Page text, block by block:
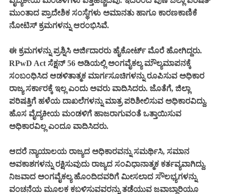
ಮುಂತಾದ ಪ್ರಾದೇಶಿಕ ಸಂಸ್ಥೆಗಳು ಅಮಾನತು ಹಾಗೂ ಕಾರಣಕಾಣಿಕೆ
ನೋಟಿಸ್ ಕ್ರಮಗಳನ್ನು ಆರಂಭಿಸಿವೆ.
ಈ ಕ್ರಮಗಳನ್ನು ಪ್ರಶ್ನಿಸಿ ಅರ್ಜಿದಾರರು ಹೈಕೋರ್ಟ್ ಮೊರೆ ಹೋಗಿದ್ದರು.
RPwD Act ಸೆಕ್ಷನ್ 56 ಅಡಿಯಲ್ಲಿ ಅಂಗವೈಕಲ್ಯ ಮೌಲ್ಯಮಾಪನಕ್ಕೆ
ಸಂಬಂಧಿಸಿದ ಆಡಳಿತಾತ್ಮಕ ಮಾರ್ಗಸೂಚಿಗಳನ್ನು ರೂಪಿಸುವ ಅಧಿಕಾರ
ರಾಜ್ಯ ಸರ್ಕಾರಕ್ಕೆ ಇಲ್ಲ ಎಂದು ಅವರು ವಾದಿಸಿದರು. ಜೊತೆಗೆ, ಜಿಲ್ಲಾ
ಪರಿಷತ್ತಿಗೆ ಹಳೆಯ ದಾಖಲೆಗಳನ್ನು ಮಾತ್ರ ಪರಿಶೀಲಿಸುವ ಅಧಿಕಾರವಿದ್ದು,
ಹೊಸ ವೈದ್ಯಕೀಯ ಮಂಡಳಿಗೆ ಹಾಜರಾಗುವಂತೆ ಒತ್ತಾಯಿಸುವ
ಅಧಿಕಾರವಿಲ್ಲ ಎಂದೂ ವಾದಿಸಿದರು.
ಆದರೆ ನ್ಯಾಯಾಲಯ ರಾಜ್ಯದ ಅಧಿಕಾರವನ್ನು ಸಮರ್ಥಿಸಿ, ಸಮಾನ
ಅವಕಾಶಗಳನ್ನು ರಕ್ಷಿಸುವುದು ರಾಜ್ಯದ ಸಂವಿಧಾನಾತ್ಮಕ ಕರ್ತವ್ಯವಾಗಿದ್ದು,
ನಿಜವಾದ ಅಂಗವೈಕಲ್ಯ ಹೊಂದಿದವರಿಗೆ ಮೀಸಲಾದ ಸೌಲಭ್ಯಗಳನ್ನು
ವಂಚನೆಯ ಮೂಲಕ ಕಬಳಿಸುವವರನ್ನು ತಡೆಯುವ ಜವಾಬ್ದಾರಿಯೂ